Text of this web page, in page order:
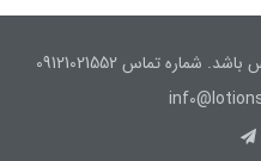
تماس 09121021552